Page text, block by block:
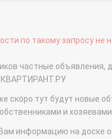
по такому запросу не
частные
КВАРТИРАНТ.РУ
скоро тут будут новые
и
информацию на доске